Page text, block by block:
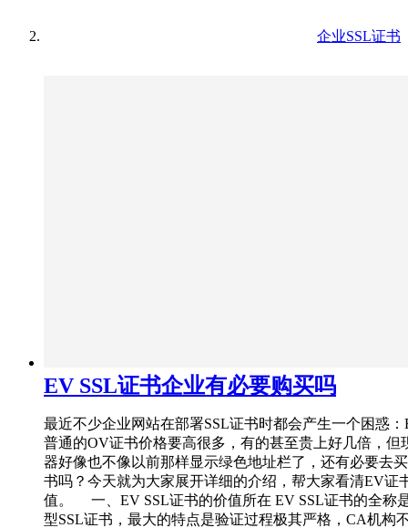
企业SSL证书
EV SSL证书企业有必要购买吗
最近不少企业网站在部署SSL证书时都会产生一个困惑
普通的OV证书价格要高很多，有的甚至贵上好几倍，但
器好像也不像以前那样显示绿色地址栏了，还有必要去
书吗？今天就为大家展开详细的介绍，帮大家看清EV证
值。 一、EV SSL证书的价值所在 EV SSL证书的全称
型SSL证书，最大的特点是验证过程极其严格，CA机构